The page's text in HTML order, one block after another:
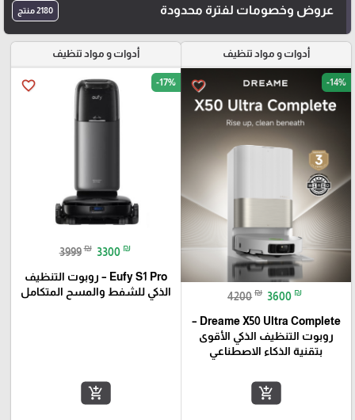
عروض وخصومات لفترة محدودة 2180 منتج
أدوات و مواد تنظيف
favorite_border -14%
4200 ₪ 3600 ₪
Dreame X50 Ultra Complete –
روبوت التنظيف الذكي الأقوى
بتقنية الذكاء الاصطناعي
add_shopping_cart
أدوات و مواد تنظيف
favorite_border -17%
3999 ₪ 3300 ₪
Eufy S1 Pro – روبوت التنظيف
الذكي للشفط والمسح المتكامل
add_shopping_cart